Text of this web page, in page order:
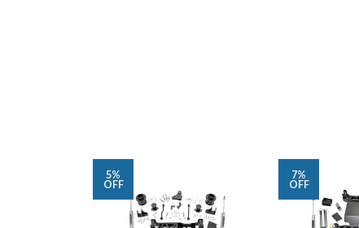
5%
OFF
7%
OFF